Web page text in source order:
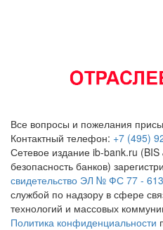
Все вопросы и пожелания
Контактный телефон: +7 (495)
Сетевое издание ib-bank.ru
безопасность банков)
свидетельство ЭЛ № ФС 77 -
службой по надзору в сфере
технологий и массовых
Политика конфиденциальности